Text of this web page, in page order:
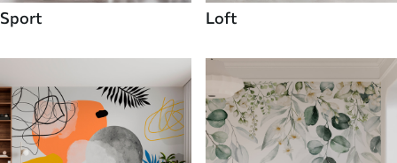
Sport Loft